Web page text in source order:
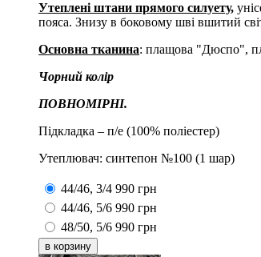
Утеплені штани прямого силуету,
пояса. Знизу в боковому шві вшитий
Основна тканина: плащова "Дюспо", пл.
Чорний колір
ПОВНОМІРНІ.
Підкладка – п/е (100% поліестер)
Утеплювач: синтепон №100 (1 шар)
44/46, 3/4 990 грн
44/46, 5/6 990 грн
48/50, 5/6 990 грн